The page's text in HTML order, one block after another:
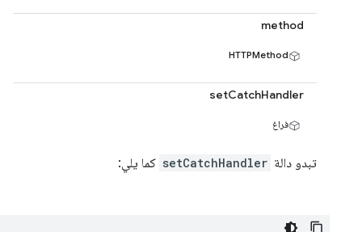
method
HTTPMethod
setCatchHandler
فراغ
تبدو دالة setCatchHandler كما يلي: